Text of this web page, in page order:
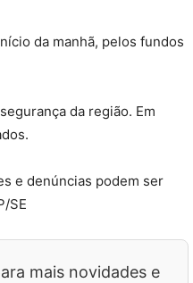
da manhã, pelos fundos
da região. Em
e denúncias podem ser
SE
mais novidades e